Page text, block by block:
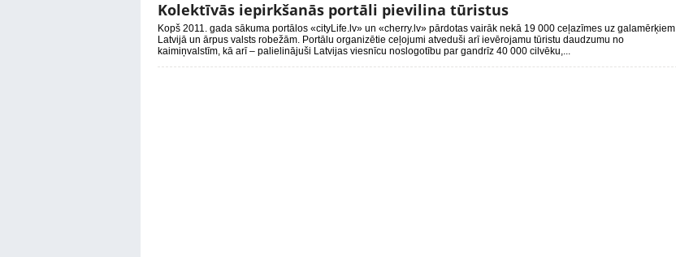
Kolektīvās iepirkšanās portāli pievilina tūristus
Kopš 2011. gada sākuma portālos «cityLife.lv» un «cherry.lv» pārdotas vairāk nekā 19 000 ceļazīmes uz galamērķiem
Latvijā un ārpus valsts robežām. Portālu organizētie ceļojumi atveduši arī ievērojamu tūristu daudzumu no
kaimiņvalstīm, kā arī – palielinājuši Latvijas viesnīcu noslogotību par gandrīz 40 000 cilvēku,...